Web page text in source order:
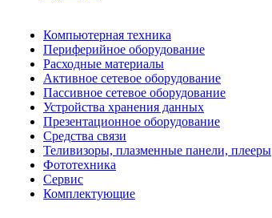
Компьютерная техника
Периферийное оборудование
Расходные материалы
Активное сетевое оборудование
Пассивное сетевое оборудование
Устройства хранения данных
Презентационное оборудование
Средства связи
Теливизоры, плазменные панели, плееры
Фототехника
Сервис
Комплектующие